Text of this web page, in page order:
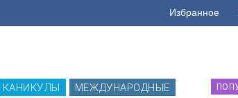
Избранное
КАНИКУЛЫ МЕЖДУНАРОДНЫЕ